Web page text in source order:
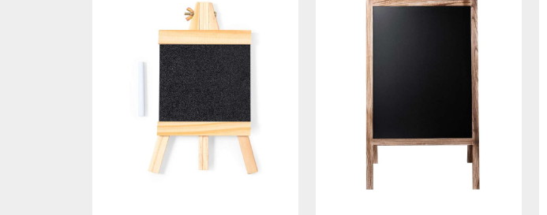
Richiedi un preventivo Richiedi un preventivo